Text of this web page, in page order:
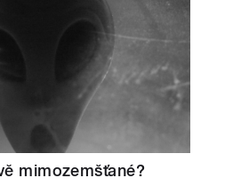
mimozemšťané?